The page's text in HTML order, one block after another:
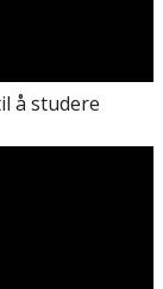
å studere